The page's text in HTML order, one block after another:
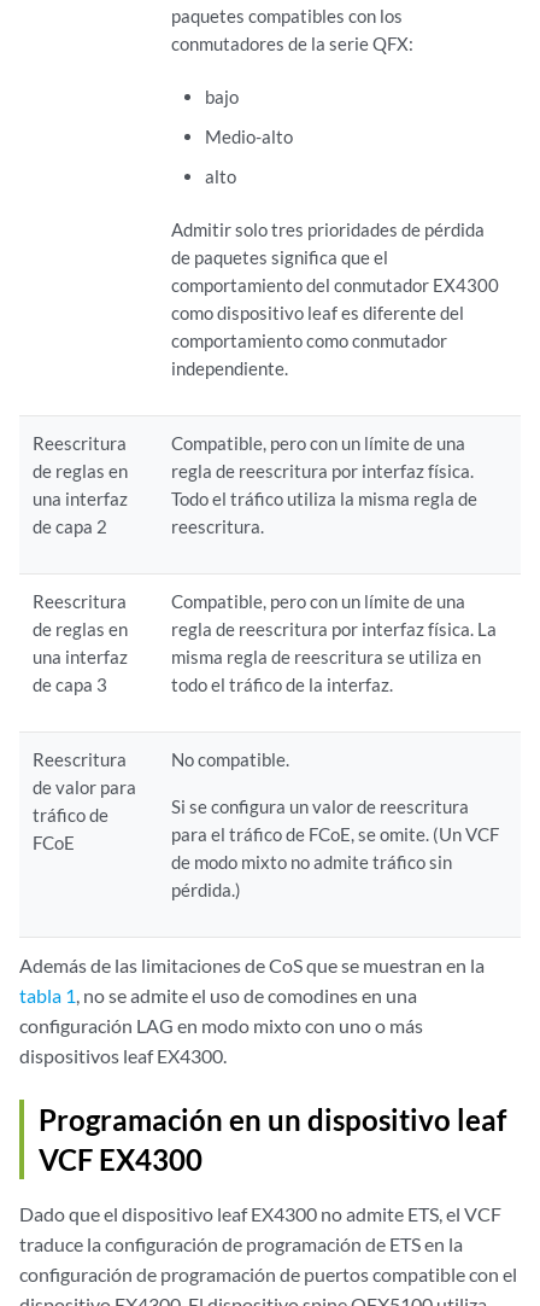
paquetes compatibles con los
conmutadores de la serie QFX:
bajo
Medio-alto
alto
Admitir solo tres prioridades de pérdida
de paquetes significa que el
comportamiento del conmutador EX4300
como dispositivo leaf es diferente del
comportamiento como conmutador
independiente.
Reescritura
de reglas en
una interfaz
de capa 2
Compatible, pero con un límite de una
regla de reescritura por interfaz física.
Todo el tráfico utiliza la misma regla de
reescritura.
Reescritura
de reglas en
una interfaz
de capa 3
Compatible, pero con un límite de una
regla de reescritura por interfaz física. La
misma regla de reescritura se utiliza en
todo el tráfico de la interfaz.
Reescritura
de valor para
tráfico de
FCoE
No compatible.
Si se configura un valor de reescritura
para el tráfico de FCoE, se omite. (Un VCF
de modo mixto no admite tráfico sin
pérdida.)
Además de las limitaciones de CoS que se muestran en la
tabla 1, no se admite el uso de comodines en una
configuración LAG en modo mixto con uno o más
dispositivos leaf EX4300.
Programación en un dispositivo leaf
VCF EX4300
Dado que el dispositivo leaf EX4300 no admite ETS, el VCF
traduce la configuración de programación de ETS en la
configuración de programación de puertos compatible con el